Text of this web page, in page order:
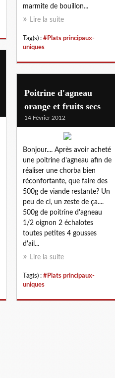
marmite de bouillon...
Lire la suite
Tag(s) : #Plats principaux-
uniques
Poitrine d'agneau
orange et fruits secs
14 Février 2012
Bonjour.... Après avoir acheté
une poitrine d'agneau afin de
réaliser une chorba bien
réconfortante, que faire des
500g de viande restante? Un
peu de ci, un zeste de ça....
500g de poitrine d'agneau
1/2 oignon 2 échalotes
toutes petites 4 gousses
d'ail...
Lire la suite
Tag(s) : #Plats principaux-
uniques